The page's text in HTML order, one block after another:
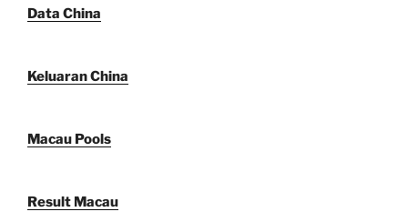
Data China
Keluaran China
Macau Pools
Result Macau